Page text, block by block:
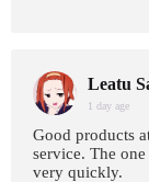
Leatu
1 day age
Good products
service. The
very quickly.